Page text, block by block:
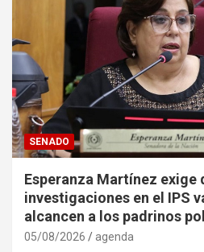
SENADO
Esperanza Martínez exige
investigaciones en el IPS
alcancen a los padrinos
05/08/2026 agenda